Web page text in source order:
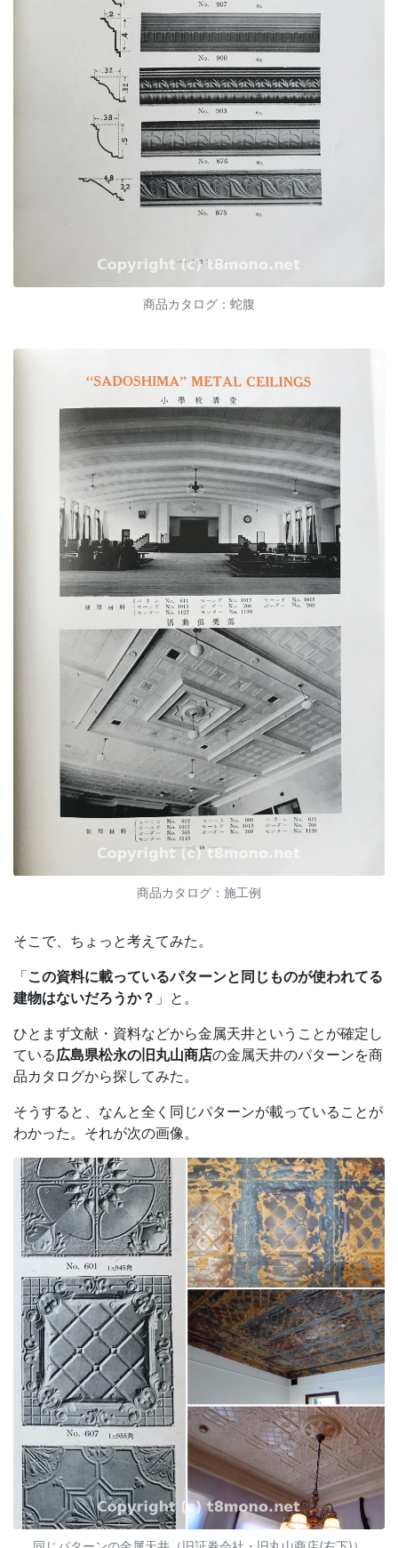
商品カタログ：蛇腹
商品カタログ：施工例
そこで、ちょっと考えてみた。
「この資料に載っているパターンと同じものが使われてる
建物はないだろうか？ 」と。
ひとまず文献・資料などから金属天井ということが確定し
ている広島県松永の旧丸山商店の金属天井のパターンを商
品カタログから探してみた。
そうすると、なんと全く同じパターンが載っていることが
わかった。それが次の画像。